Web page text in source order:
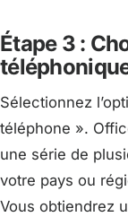
Étape 3 :
Sélectionnez
téléphone ».
une série de
votre pays ou
Vous obtiendrez